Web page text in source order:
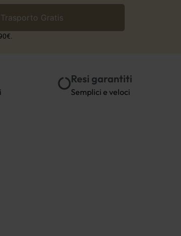
Resi garantiti
Semplici e veloci